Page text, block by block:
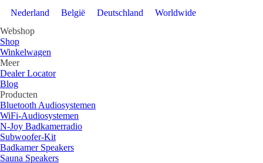
Nederland
België Deutschland
Worldwide
Webshop
Shop
Winkelwagen
Meer
Dealer Locator
Blog
Producten
Bluetooth Audiosystemen
WiFi-Audiosystemen
N-Joy Badkamerradio
Subwoofer-Kit
Badkamer Speakers
Sauna Speakers